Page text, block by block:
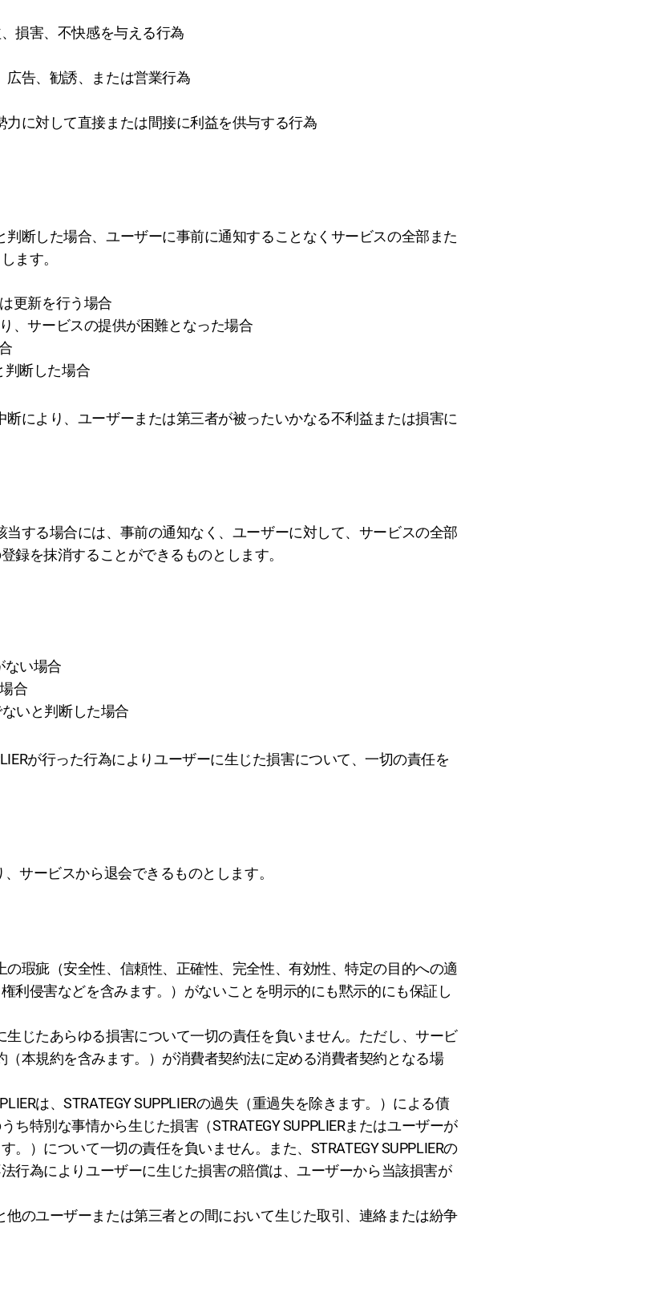
損害、不快感を与える行為
広告、勧誘、または営業行為
力に対して直接または間接に利益を供与する行為
判断した場合、ユーザーに事前に通知することなくサービスの全部また
ます。
更新を行う場合
、サービスの提供が困難となった場合
判断した場合
断により、ユーザーまたは第三者が被ったいかなる不利益または損害に
当する場合には、事前の通知なく、ユーザーに対して、サービスの全部
録を抹消することができるものとします。
ない場合
合
ないと判断した場合
が行った行為によりユーザーに生じた損害について、一切の責任を
サービスから退会できるものとします。
の瑕疵（安全性、信頼性、正確性、完全性、有効性、特定の目的への適
利侵害などを含みます。）がないことを明示的にも黙示的にも保証し
生じたあらゆる損害について一切の責任を負いません。ただし、サービ
（本規約を含みます。）が消費者契約法に定める消費者契約となる場
は、STRATEGY SUPPLIERの過失（重過失を除きます。）による債
特別な事情から生じた損害（STRATEGY SUPPLIERまたはユーザーが
）について一切の責任を負いません。また、STRATEGY SUPPLIERの
行為によりユーザーに生じた損害の賠償は、ユーザーから当該損害が
他のユーザーまたは第三者との間において生じた取引、連絡または紛争